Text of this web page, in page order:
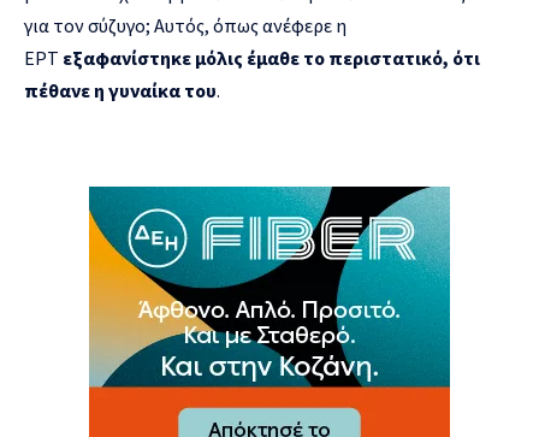
για τον σύζυγο; Αυτός, όπως ανέφερε η
ΕΡΤ εξαφανίστηκε μόλις έμαθε το περιστατικό, ότι
πέθανε η γυναίκα του.